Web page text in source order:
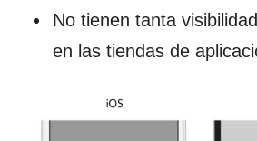
No tienen tanta
en las tiendas de